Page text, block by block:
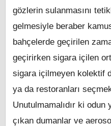
gözlerin sulanmasını
gelmesiyle beraber
bahçelerde geçirilen
geçirirken sigara içilen
sigara içilmeyen kolektif
ya da restoranları
Unutulmamalıdır ki
çıkan dumanlar ve